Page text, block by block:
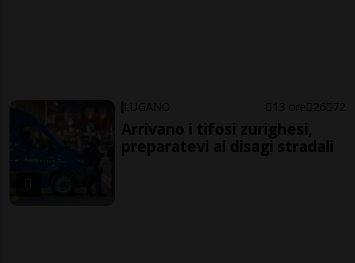
LUGANO 13 ore 26 72
Arrivano i tifosi zurighesi,
preparatevi ai disagi stradali